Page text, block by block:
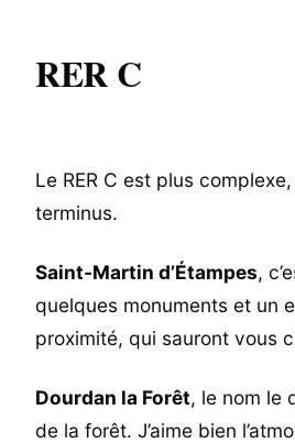
RER C
Le RER C est plus
terminus.
Saint-Martin d’Étampes,
quelques monuments et un
proximité, qui sauront vous
Dourdan la Forêt, le nom le
de la forêt. J’aime bien